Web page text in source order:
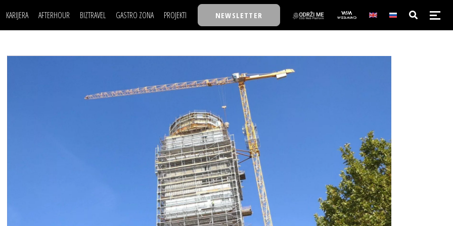
KARIJERA AFTERHOUR BIZTRAVEL GASTRO ZONA PROJEKTI
30 ISPOD 30
BACK TO OFFICE/SCHOOL
BIZBENDOVI
BIZKOLEGIJUM
BMW BIZNIS LIGA
BIZLIFE WEEK
IZJAVA GODINE
NEWSLETTER
POSAO
MOJ UGAO
FILM I SCENA
AUTO SVET
NAJKOLEGA
30 ISPOD 30
BACK TO OFFICE/SCHOOL
BIZBENDOVI
BIZKOLEGIJUM
BMW BIZNIS LIGA
BIZLIFE WEEK
IZJAVA GODINE